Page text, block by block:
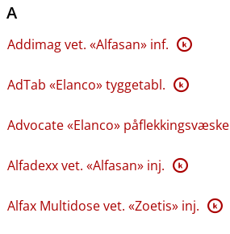
A
Addimag vet. «Alfasan» inf. K
AdTab «Elanco» tyggetabl. K
Advocate «Elanco» påflekkingsvæske
Alfadexx vet. «Alfasan» inj. K
Alfax Multidose vet. «Zoetis» inj. K